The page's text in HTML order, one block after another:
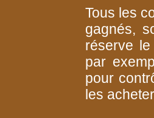
Tous les
gagnés,
réserve
par
pour
les